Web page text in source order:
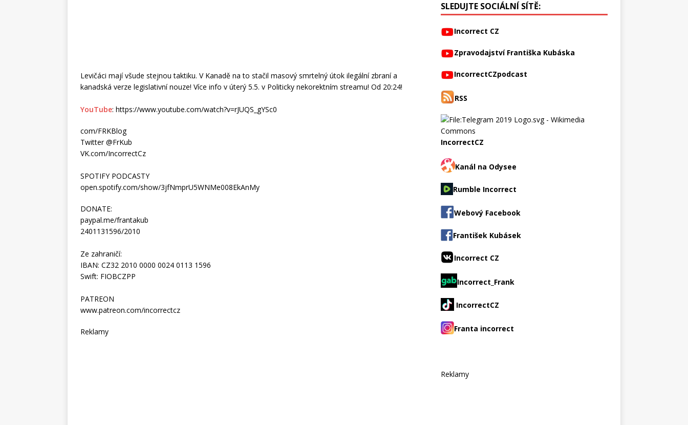
Levičáci mají všude stejnou taktiku. V Kanadě na to stačil masový smrtelný útok ilegální zbraní a
kanadská verze legislativní nouze! Více info v úterý 5.5. v Politicky nekorektním streamu! Od 20:24!
YouTube: https://www.youtube.com/watch?v=rJUQS_gYSc0
com/FRKBlog
Twitter @FrKub
VK.com/IncorrectCz
SPOTIFY PODCASTY
open.spotify.com/show/3jfNmprU5WNMe008EkAnMy
DONATE:
paypal.me/frantakub
2401131596/2010
Ze zahraničí:
IBAN: CZ32 2010 0000 0024 0113 1596
Swift: FIOBCZPP
PATREON
www.patreon.com/incorrectcz
Reklamy
SLEDUJTE SOCIÁLNÍ SÍTĚ:
Incorrect CZ
Zpravodajství Františka Kubáska
IncorrectCZpodcast
RSS
IncorrectCZ
Kanál na Odysee
Rumble Incorrect
Webový Facebook
František Kubásek
Incorrect CZ
Incorrect_Frank
IncorrectCZ
Franta incorrect
Reklamy